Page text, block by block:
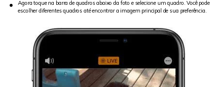
Agora toque na barra de quadros abaixo da foto e selecione um quadro. Você pode
escolher diferentes quadros até encontrar a imagem principal de sua preferência.